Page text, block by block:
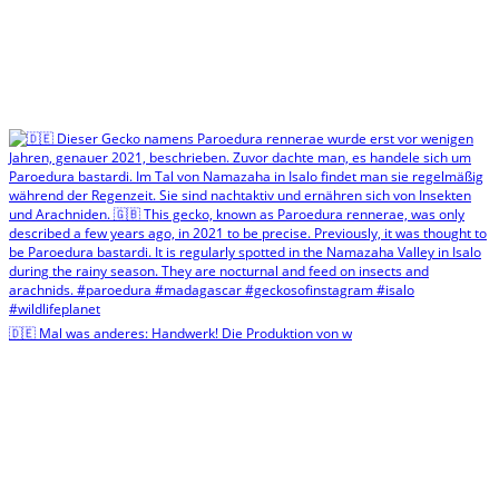
🇩🇪 Mal was anderes: Handwerk! Die Produktion von w